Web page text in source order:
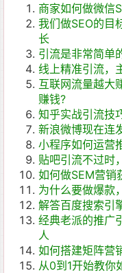
商家如何做微信
我们做SEO的目
长
引流是非常简单
线上精准引流，
互联网流量越大
赚钱?
知乎实战引流技
新浪微博现在连
小程序如何运营
贴吧引流不过时
如何做SEM营销
为什么要做爆款
解答百度搜索引
经典老派的推广
人
如何搭建矩阵营
从0到1开始教你